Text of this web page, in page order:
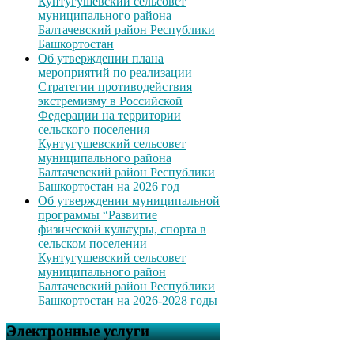
муниципального района
Балтачевский район Республики
Башкортостан
Об утверждении плана
мероприятий по реализации
Стратегии противодействия
экстремизму в Российской
Федерации на территории
сельского поселения
Кунтугушевский сельсовет
муниципального района
Балтачевский район Республики
Башкортостан на 2026 год
Об утверждении муниципальной
программы “Развитие
физической культуры, спорта в
сельском поселении
Кунтугушевский сельсовет
муниципального район
Балтачевский район Республики
Башкортостан на 2026-2028 годы
Электронные услуги